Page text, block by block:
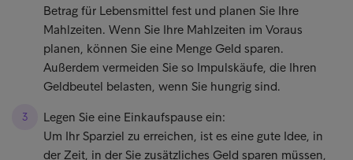
Betrag für Lebensmittel fest und planen Sie Ihre
Mahlzeiten. Wenn Sie Ihre Mahlzeiten im Voraus
planen, können Sie eine Menge Geld sparen.
Außerdem vermeiden Sie so Impulskäufe, die Ihren
Geldbeutel belasten, wenn Sie hungrig sind.
Legen Sie eine Einkaufspause ein:
Um Ihr Sparziel zu erreichen, ist es eine gute Idee, in
der Zeit, in der Sie zusätzliches Geld sparen müssen,